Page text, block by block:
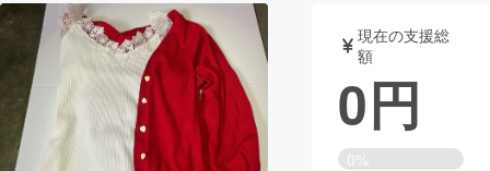
アート・写真 音楽
テクノロジー・ガジェット ゲーム・サ
映像・映画 書籍・雑誌
現在の支援総
額
0円
0%